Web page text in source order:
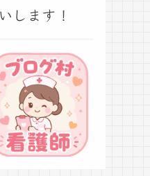
します！